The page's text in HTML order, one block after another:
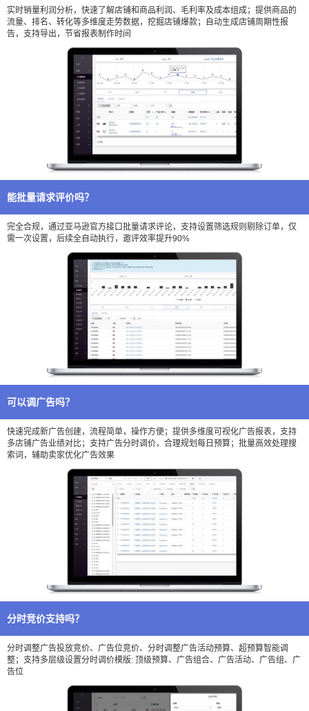
实时销量利润分析，快速了解店铺和商品利润、毛利率及成本组成；提供商品的
流量、排名、转化等多维度走势数据，挖掘店铺爆款；自动生成店铺周期性报
告，支持导出，节省报表制作时间
能批量请求评价吗？
完全合规，通过亚马逊官方接口批量请求评论，支持设置筛选规则剔除订单，仅
需一次设置，后续全自动执行，邀评效率提升90%
可以调广告吗？
快速完成新广告创建，流程简单，操作方便；提供多维度可视化广告报表，支持
多店铺广告业绩对比；支持广告分时调价，合理规划每日预算；批量高效处理搜
索词，辅助卖家优化广告效果
分时竞价支持吗？
分时调整广告投放竞价、广告位竞价、分时调整广告活动预算、超预算智能调
整；支持多层级设置分时调价模版: 顶级预算、广告组合、广告活动、广告组、广
告位